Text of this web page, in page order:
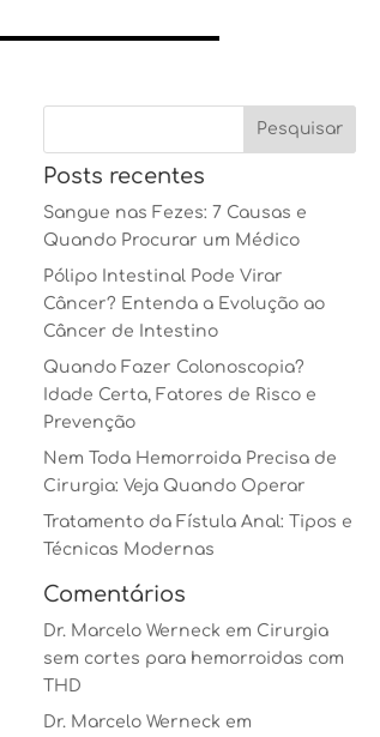
Posts recentes
Sangue nas Fezes: 7 Causas e
Quando Procurar um Médico
Pólipo Intestinal Pode Virar
Câncer? Entenda a Evolução ao
Câncer de Intestino
Quando Fazer Colonoscopia?
Idade Certa, Fatores de Risco e
Prevenção
Nem Toda Hemorroida Precisa de
Cirurgia: Veja Quando Operar
Tratamento da Fístula Anal: Tipos e
Técnicas Modernas
Comentários
Dr. Marcelo Werneck em Cirurgia
sem cortes para hemorroidas com
THD
Dr. Marcelo Werneck em